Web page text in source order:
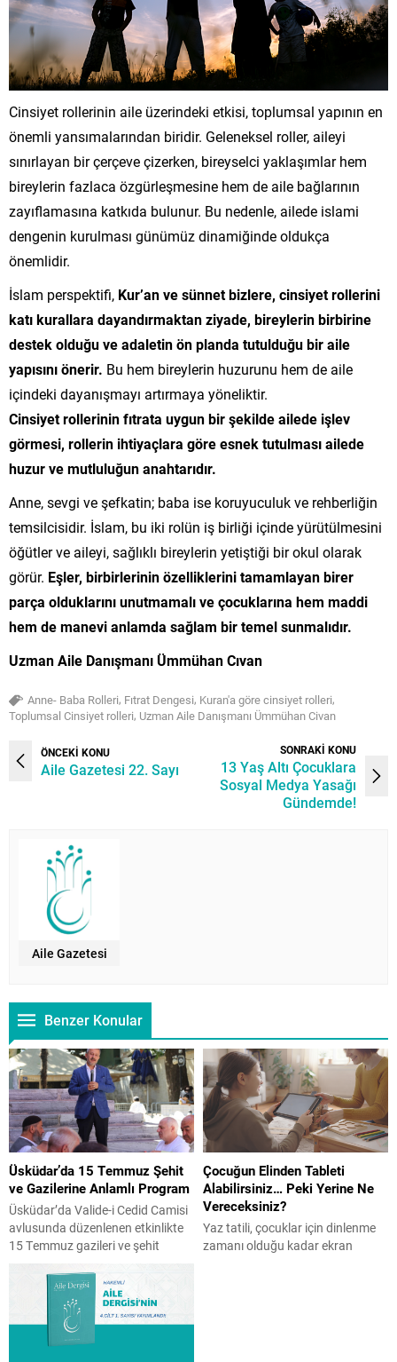
Cinsiyet rollerinin aile üzerindeki etkisi, toplumsal yapının en
önemli yansımalarından biridir. Geleneksel roller, aileyi
sınırlayan bir çerçeve çizerken, bireyselci yaklaşımlar hem
bireylerin fazlaca özgürleşmesine hem de aile bağlarının
zayıflamasına katkıda bulunur. Bu nedenle, ailede islami
dengenin kurulması günümüz dinamiğinde oldukça
önemlidir.
İslam perspektifi, Kur’an ve sünnet bizlere, cinsiyet rollerini
katı kurallara dayandırmaktan ziyade, bireylerin birbirine
destek olduğu ve adaletin ön planda tutulduğu bir aile
yapısını önerir. Bu hem bireylerin huzurunu hem de aile
içindeki dayanışmayı artırmaya yöneliktir.
Cinsiyet rollerinin fıtrata uygun bir şekilde ailede işlev
görmesi, rollerin ihtiyaçlara göre esnek tutulması ailede
huzur ve mutluluğun anahtarıdır.
Anne, sevgi ve şefkatin; baba ise koruyuculuk ve rehberliğin
temsilcisidir. İslam, bu iki rolün iş birliği içinde yürütülmesini
öğütler ve aileyi, sağlıklı bireylerin yetiştiği bir okul olarak
görür. Eşler, birbirlerinin özelliklerini tamamlayan birer
parça olduklarını unutmamalı ve çocuklarına hem maddi
hem de manevi anlamda sağlam bir temel sunmalıdır.
Uzman Aile Danışmanı Ümmühan Cıvan
Anne- Baba Rolleri, Fıtrat Dengesi, Kuran'a göre cinsiyet rolleri,
Toplumsal Cinsiyet rolleri, Uzman Aile Danışmanı Ümmühan Civan
ÖNCEKİ KONU
Aile Gazetesi 22. Sayı
SONRAKİ KONU
13 Yaş Altı Çocuklara
Sosyal Medya Yasağı
Gündemde!
Aile Gazetesi
Benzer Konular
Üsküdar’da 15 Temmuz Şehit
ve Gazilerine Anlamlı Program
Üsküdar’da Valide-i Cedid Camisi
avlusunda düzenlenen etkinlikte
15 Temmuz gazileri ve şehit
öncülüğünde gerçekleşen ve
İstanbul Aile Vakfı Başkanı Üner
Karabıyık’ın da katılım gösterdiği
programda Kur’an-ı Kerim tilaveti,
Çocuğun Elinden Tableti
Alabilirsiniz… Peki Yerine Ne
Vereceksiniz?
Yaz tatili, çocuklar için dinlenme
zamanı olduğu kadar ekran